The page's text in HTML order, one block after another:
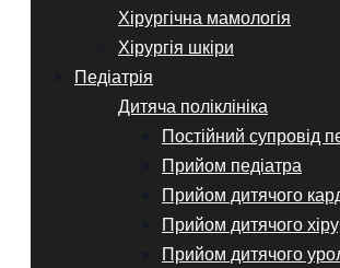
Хірургічна мамологія
Хірургія шкіри
Педіатрія
Дитяча поліклініка
Постійний супровід
Прийом педіатра
Прийом дитячого
Прийом дитячого
Прийом дитячого